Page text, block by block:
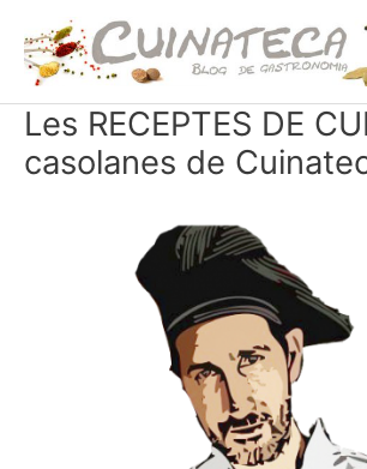
contenido
Les RECEPTES DE
casolanes de